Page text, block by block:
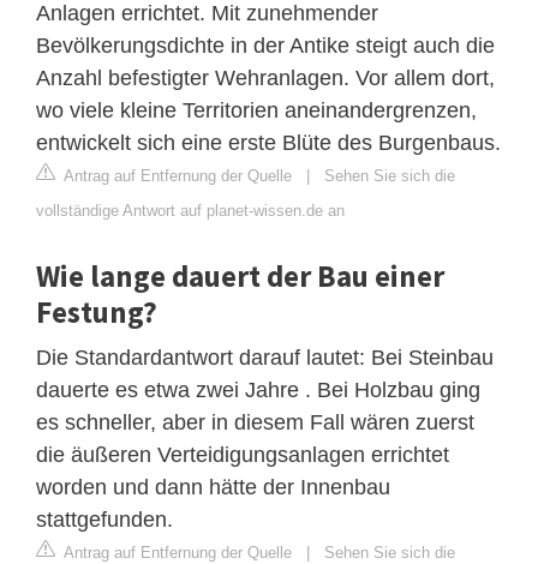
Anlagen errichtet. Mit zunehmender
Bevölkerungsdichte in der Antike steigt auch die
Anzahl befestigter Wehranlagen. Vor allem dort,
wo viele kleine Territorien aneinandergrenzen,
entwickelt sich eine erste Blüte des Burgenbaus.
Antrag auf Entfernung der Quelle
Sehen Sie sich die
vollständige Antwort auf planet-wissen.de an
Wie lange dauert der Bau einer
Festung?
Die Standardantwort darauf lautet: Bei Steinbau
dauerte es etwa zwei Jahre . Bei Holzbau ging
es schneller, aber in diesem Fall wären zuerst
die äußeren Verteidigungsanlagen errichtet
worden und dann hätte der Innenbau
stattgefunden.
Antrag auf Entfernung der Quelle
Sehen Sie sich die